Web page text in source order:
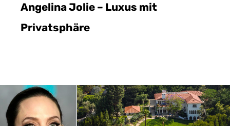
Angelina Jolie – Luxus mit
Privatsphäre